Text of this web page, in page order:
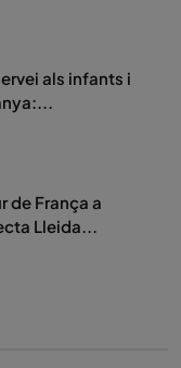
als infants i
de França a
Lleida...